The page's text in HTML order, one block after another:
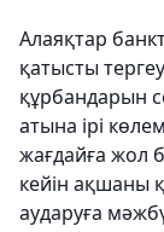
Алаяқтар
қатысты
құрбандарын
атына ірі
жағдайға жол
кейін ақшаны
аударуға